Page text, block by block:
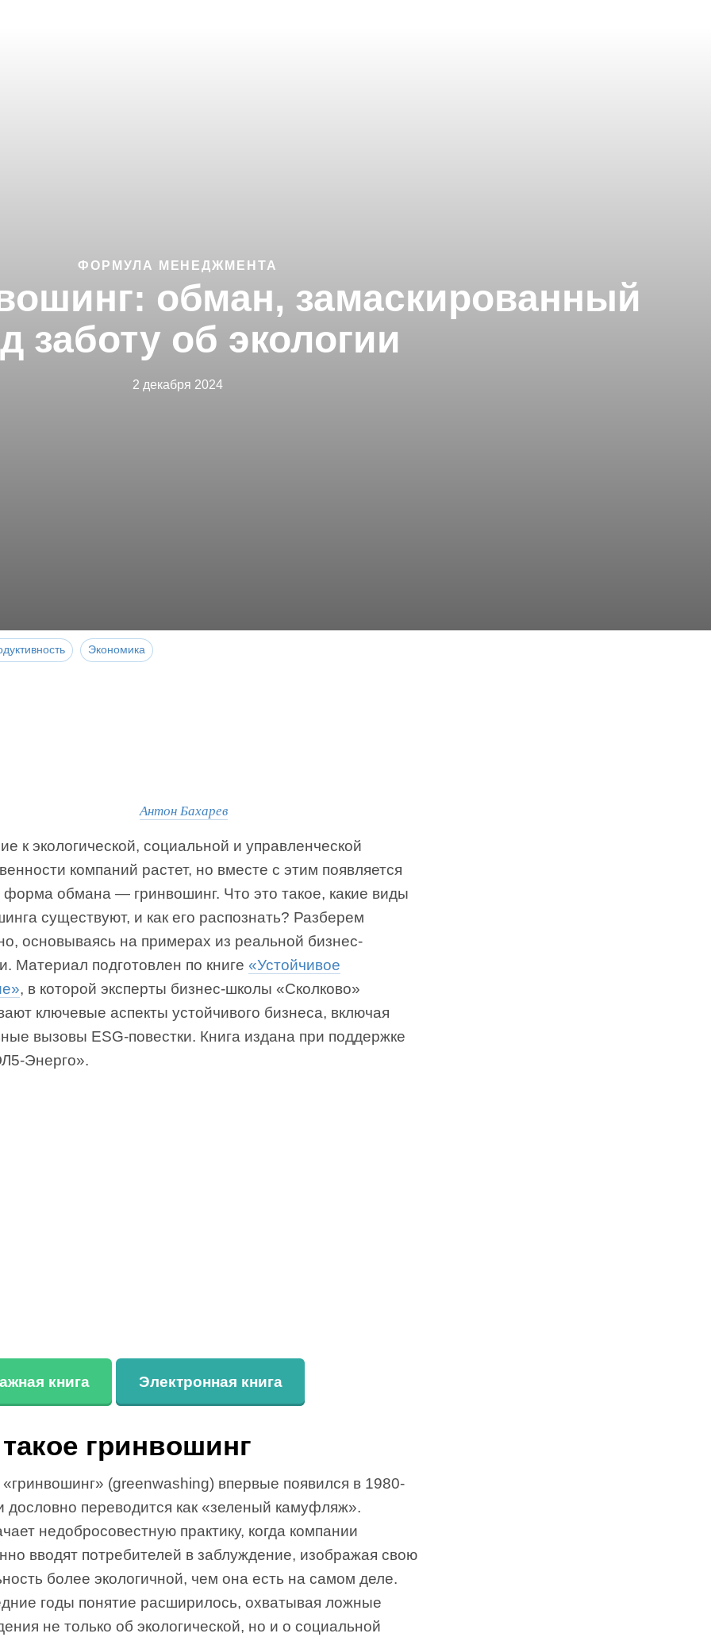
ФОРМУЛА МЕНЕДЖМЕНТА
обман, замаскированный
заботу об экологии
2 декабря 2024
Экономика
Антон Бахарев
к экологической, социальной и управленческой
компаний растет, но вместе с этим появляется
форма обмана — гринвошинг. Что это такое, какие виды
существуют, и как его распознать? Разберем
основываясь на примерах из реальной бизнес-
Материал подготовлен по книге «Устойчивое
, в которой эксперты бизнес-школы «Сколково»
ключевые аспекты устойчивого бизнеса, включая
вызовы ESG-повестки. Книга издана при поддержке
Энерго».
книга Электронная книга
гринвошинг
(greenwashing) впервые появился в 1980-
дословно переводится как «зеленый камуфляж».
недобросовестную практику, когда компании
вводят потребителей в заблуждение, изображая свою
более экологичной, чем она есть на самом деле.
годы понятие расширилось, охватывая ложные
не только об экологической, но и о социальной